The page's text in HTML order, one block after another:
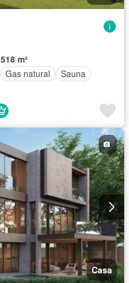
518 m²
Gas natural
Sauna
Casa